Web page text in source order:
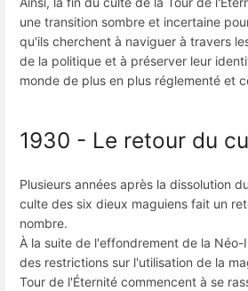
une transition sombre et incertaine
qu'ils cherchent à naviguer à travers
de la politique et à préserver leur
monde de plus en plus réglementé et
1930 - Le retour du
Plusieurs années après la dissolution
culte des six dieux maguiens fait un
nombre.
À la suite de l'effondrement de la
des restrictions sur l'utilisation de la
Tour de l'Éternité commencent à se